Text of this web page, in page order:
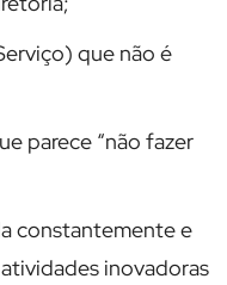
que não é
parece “não fazer
constantemente e
inovadoras